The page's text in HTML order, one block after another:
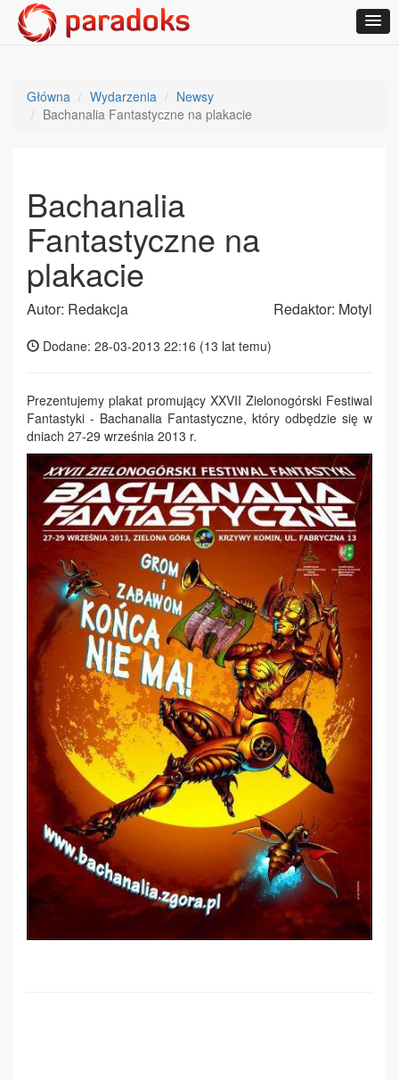
Główna Wydarzenia
Newsy
Bachanalia Fantastyczne na plakacie
Bachanalia
Fantastyczne na
plakacie
Autor: Redakcja Redaktor: Motyl
Dodane: 28-03-2013 22:16 (13 lat temu)
Prezentujemy plakat promujący XXVII Zielonogórski Festiwal
Fantastyki - Bachanalia Fantastyczne, który odbędzie się w
dniach 27-29 września 2013 r.